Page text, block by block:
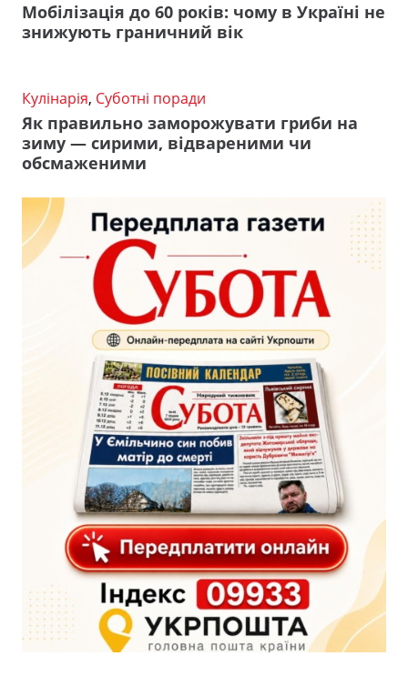
Мобілізація до 60 років: чому в Україні не
знижують граничний вік
Кулінарія, Суботні поради
Як правильно заморожувати гриби на
зиму — сирими, відвареними чи
обсмаженими